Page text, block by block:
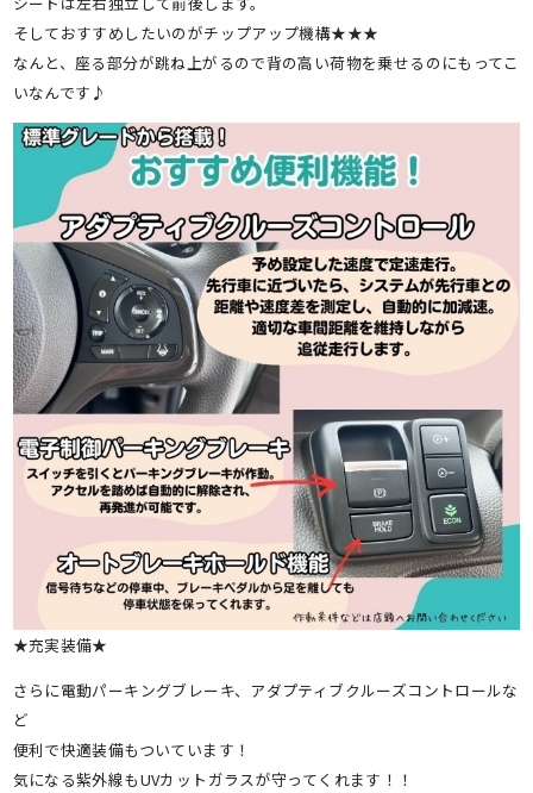
そしておすすめしたいのがチップアップ機構★★★
なんと、座る部分が跳ね上がるので背の高い荷物を乗せるのにもってこ
いなんです♪
★充実装備★
さらに電動パーキングブレーキ、アダプティブクルーズコントロールな
ど
便利で快適装備もついています！
気になる紫外線もUVカットガラスが守ってくれます！！